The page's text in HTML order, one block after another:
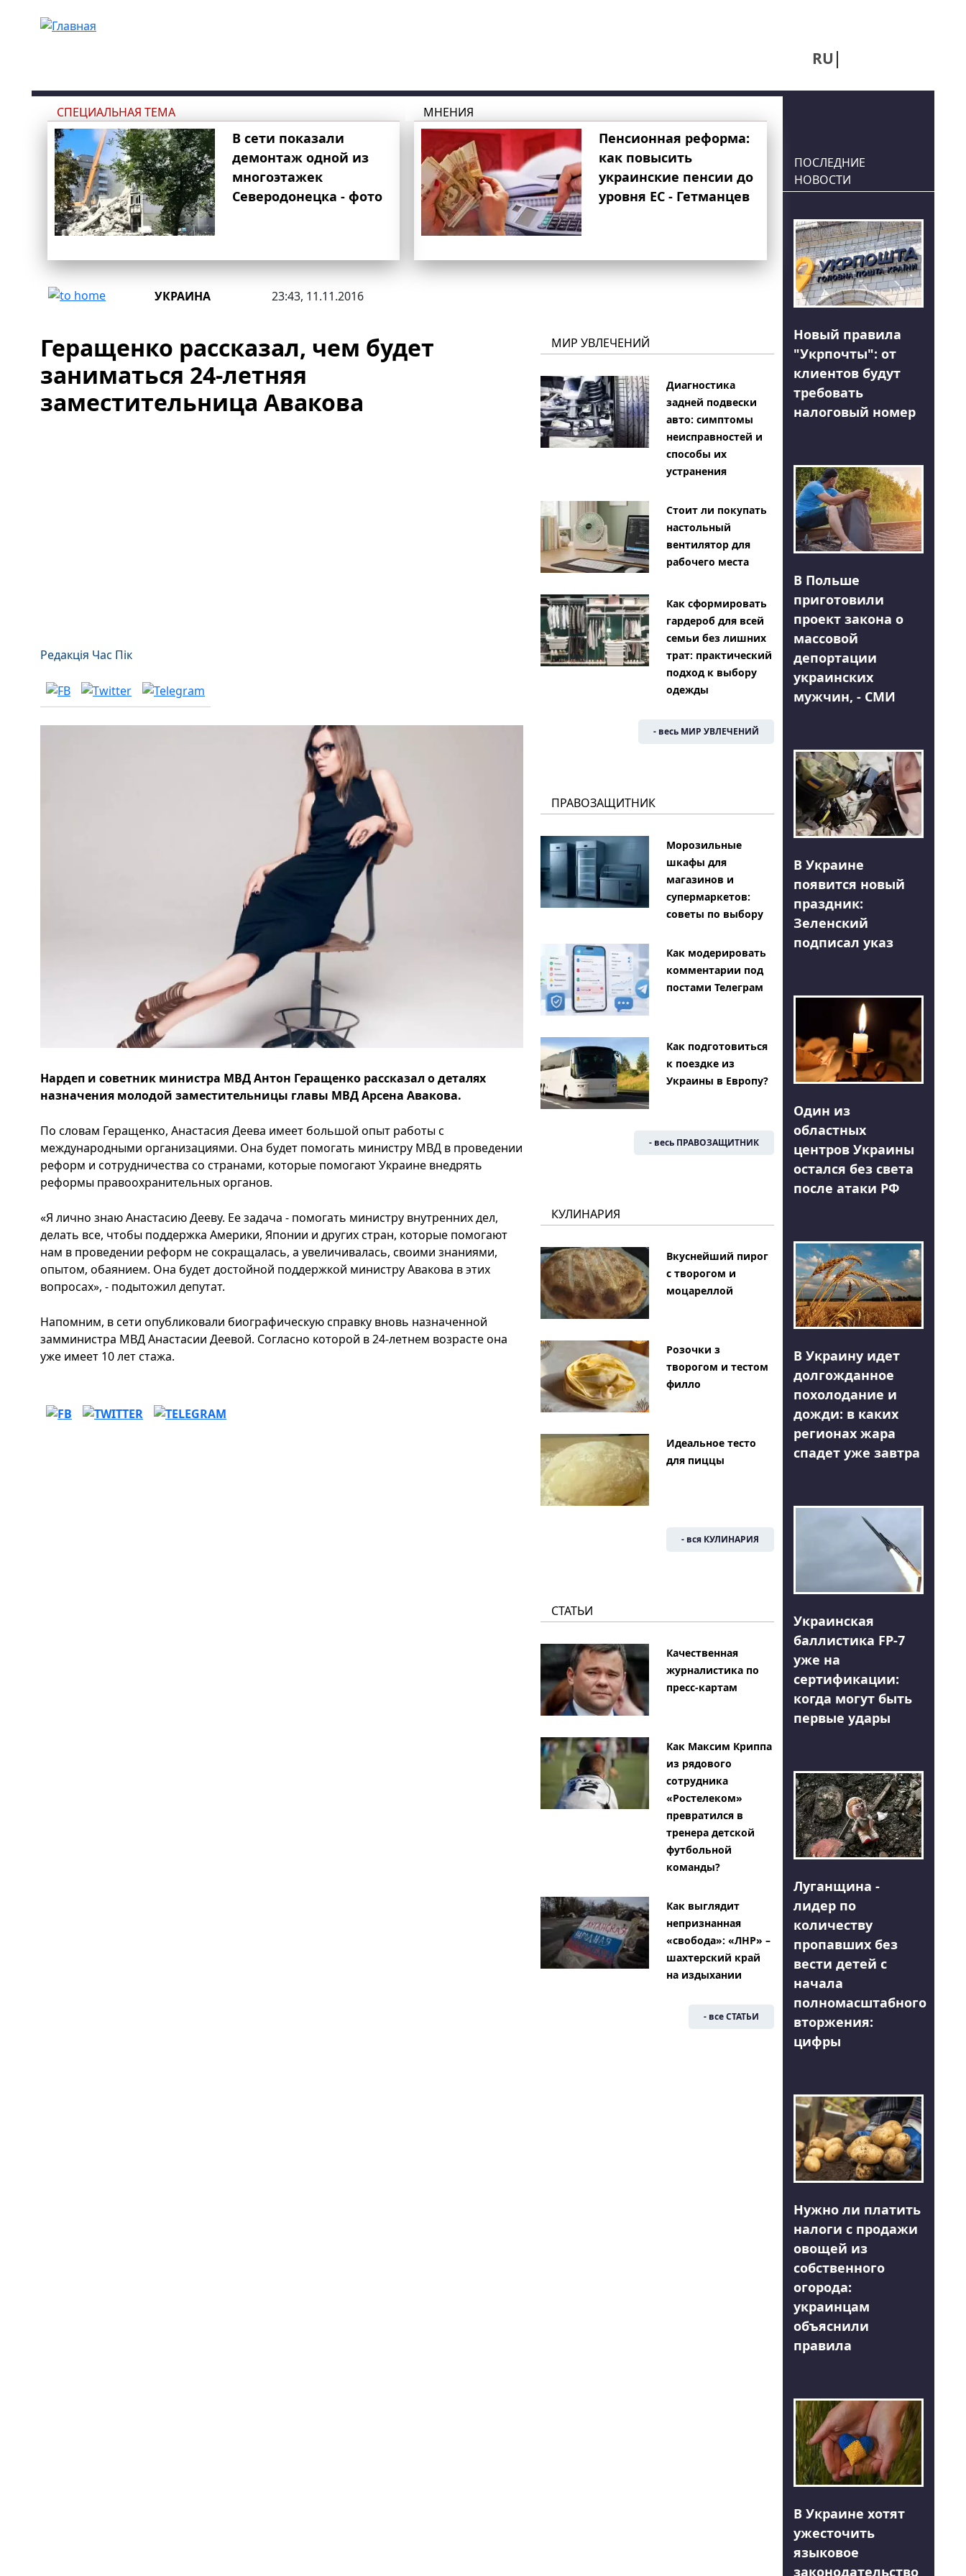
RU
СПЕЦИАЛЬНАЯ ТЕМА
В сети показали
демонтаж одной из
многоэтажек
Северодонецка - фото
МНЕНИЯ
Пенсионная реформа:
как повысить
украинские пенсии до
уровня ЕС - Гетманцев
УКРАИНА 23:43, 11.11.2016
Геращенко рассказал, чем будет
заниматься 24-летняя
заместительница Авакова
Редакція Час Пік
Нардеп и советник министра МВД Антон Геращенко рассказал о деталях
назначения молодой заместительницы главы МВД Арсена Авакова.
По словам Геращенко, Анастасия Деева имеет большой опыт работы с
международными организациями. Она будет помогать министру МВД в проведении
реформ и сотрудничества со странами, которые помогают Украине внедрять
реформы правоохранительных органов.
«Я лично знаю Анастасию Дееву. Ее задача - помогать министру внутренних дел,
делать все, чтобы поддержка Америки, Японии и других стран, которые помогают
нам в проведении реформ не сокращалась, а увеличивалась, своими знаниями,
опытом, обаянием. Она будет достойной поддержкой министру Авакова в этих
вопросах», - подытожил депутат.
Напомним, в сети опубликовали биографическую справку вновь назначенной
замминистра МВД Анастасии Деевой. Согласно которой в 24-летнем возрасте она
уже имеет 10 лет стажа.
МИР УВЛЕЧЕНИЙ
Диагностика
задней подвески
авто: симптомы
неисправностей и
способы их
устранения
Стоит ли покупать
настольный
вентилятор для
рабочего места
Как сформировать
гардероб для всей
семьи без лишних
трат: практический
подход к выбору
одежды
- весь МИР УВЛЕЧЕНИЙ
ПРАВОЗАЩИТНИК
Морозильные
шкафы для
магазинов и
супермаркетов:
советы по выбору
Как модерировать
комментарии под
постами Телеграм
Как подготовиться
к поездке из
Украины в Европу?
- весь ПРАВОЗАЩИТНИК
КУЛИНАРИЯ
Вкуснейший пирог
с творогом и
моцареллой
Розочки з
творогом и тестом
филло
Идеальное тесто
для пиццы
- вся КУЛИНАРИЯ
СТАТЬИ
Качественная
журналистика по
пресс-картам
Как Максим Криппа
из рядового
сотрудника
«Ростелеком»
превратился в
тренера детской
футбольной
команды?
Как выглядит
непризнанная
«свобода»: «ЛНР» –
шахтерский край
на издыхании
- все СТАТЬИ
ПОСЛЕДНИЕ
НОВОСТИ
Новый правила
"Укрпочты": от
клиентов будут
требовать
налоговый номер
В Польше
приготовили
проект закона о
массовой
депортации
украинских
мужчин, - СМИ
В Украине
появится новый
праздник:
Зеленский
подписал указ
Один из
областных
центров Украины
остался без света
после атаки РФ
В Украину идет
долгожданное
похолодание и
дожди: в каких
регионах жара
спадет уже завтра
Украинская
баллистика FP-7
уже на
сертификации:
когда могут быть
первые удары
Луганщина -
лидер по
количеству
пропавших без
вести детей с
начала
полномасштабного
вторжения:
цифры
Нужно ли платить
налоги с продажи
овощей из
собственного
огорода:
украинцам
объяснили
правила
В Украине хотят
ужесточить
языковое
законодательство